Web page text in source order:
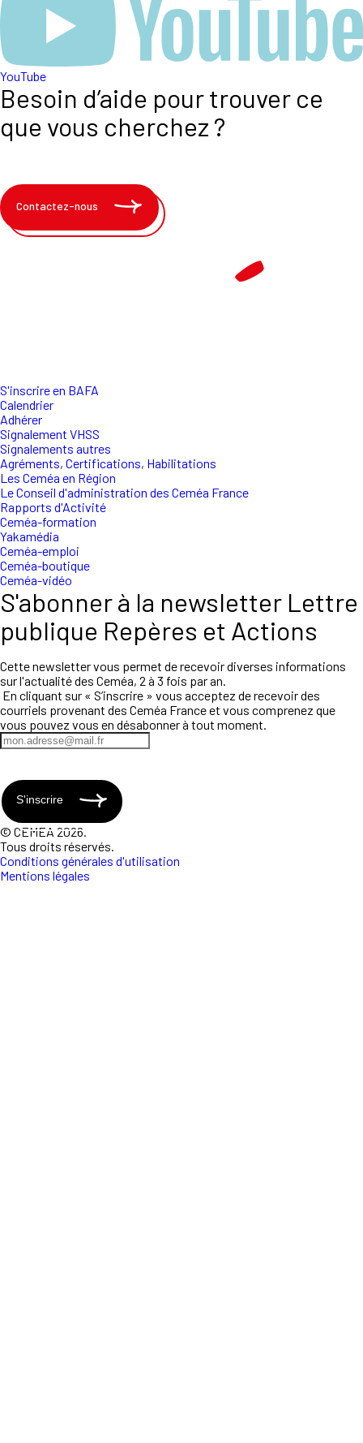
YouTube
Besoin d’aide pour trouver ce
que vous cherchez ?
Contactez-nous
S'inscrire en BAFA
Calendrier
Adhérer
Signalement VHSS
Signalements autres
Agréments, Certifications, Habilitations
Les Ceméa en Région
Le Conseil d'administration des Ceméa France
Rapports d'Activité
Ceméa-formation
Yakamédia
Ceméa-emploi
Ceméa-boutique
Ceméa-vidéo
S'abonner à la newsletter Lettre
publique Repères et Actions
Cette newsletter vous permet de recevoir diverses informations
sur l'actualité des Ceméa, 2 à 3 fois par an.
En cliquant sur « S’inscrire » vous acceptez de recevoir des
courriels provenant des Ceméa France et vous comprenez que
vous pouvez vous en désabonner à tout moment.
S'inscrire
© CEMEA 2026.
Tous droits réservés.
Conditions générales d'utilisation
Mentions légales